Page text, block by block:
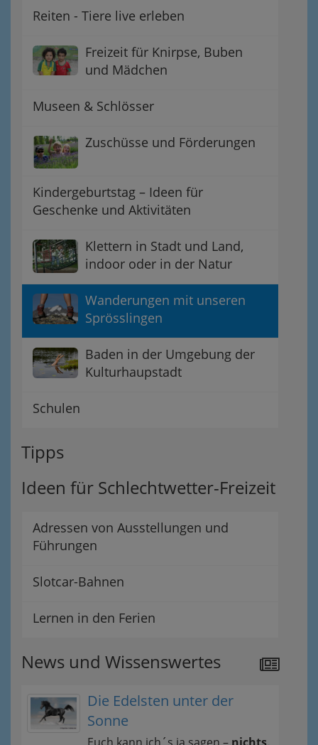
Reiten - Tiere live erleben
Freizeit für Knirpse, Buben
und Mädchen
Museen & Schlösser
Zuschüsse und Förderungen
Kindergeburtstag – Ideen für
Geschenke und Aktivitäten
Klettern in Stadt und Land,
indoor oder in der Natur
Wanderungen mit unseren
Sprösslingen
Baden in der Umgebung der
Kulturhaupstadt
Schulen
Tipps
Ideen für Schlechtwetter-Freizeit
Adressen von Ausstellungen und
Führungen
Slotcar-Bahnen
Lernen in den Ferien
News und Wissenswertes
Die Edelsten unter der
Sonne